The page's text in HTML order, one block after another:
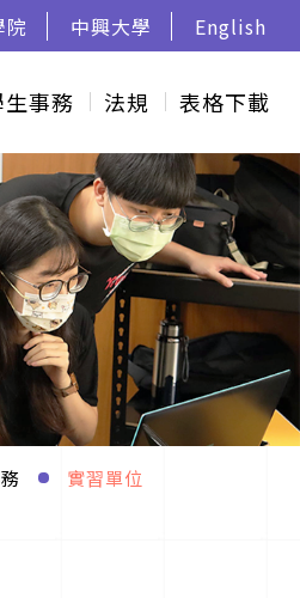
院 中興大學 English
生事務 法規 表格下載
實習單位